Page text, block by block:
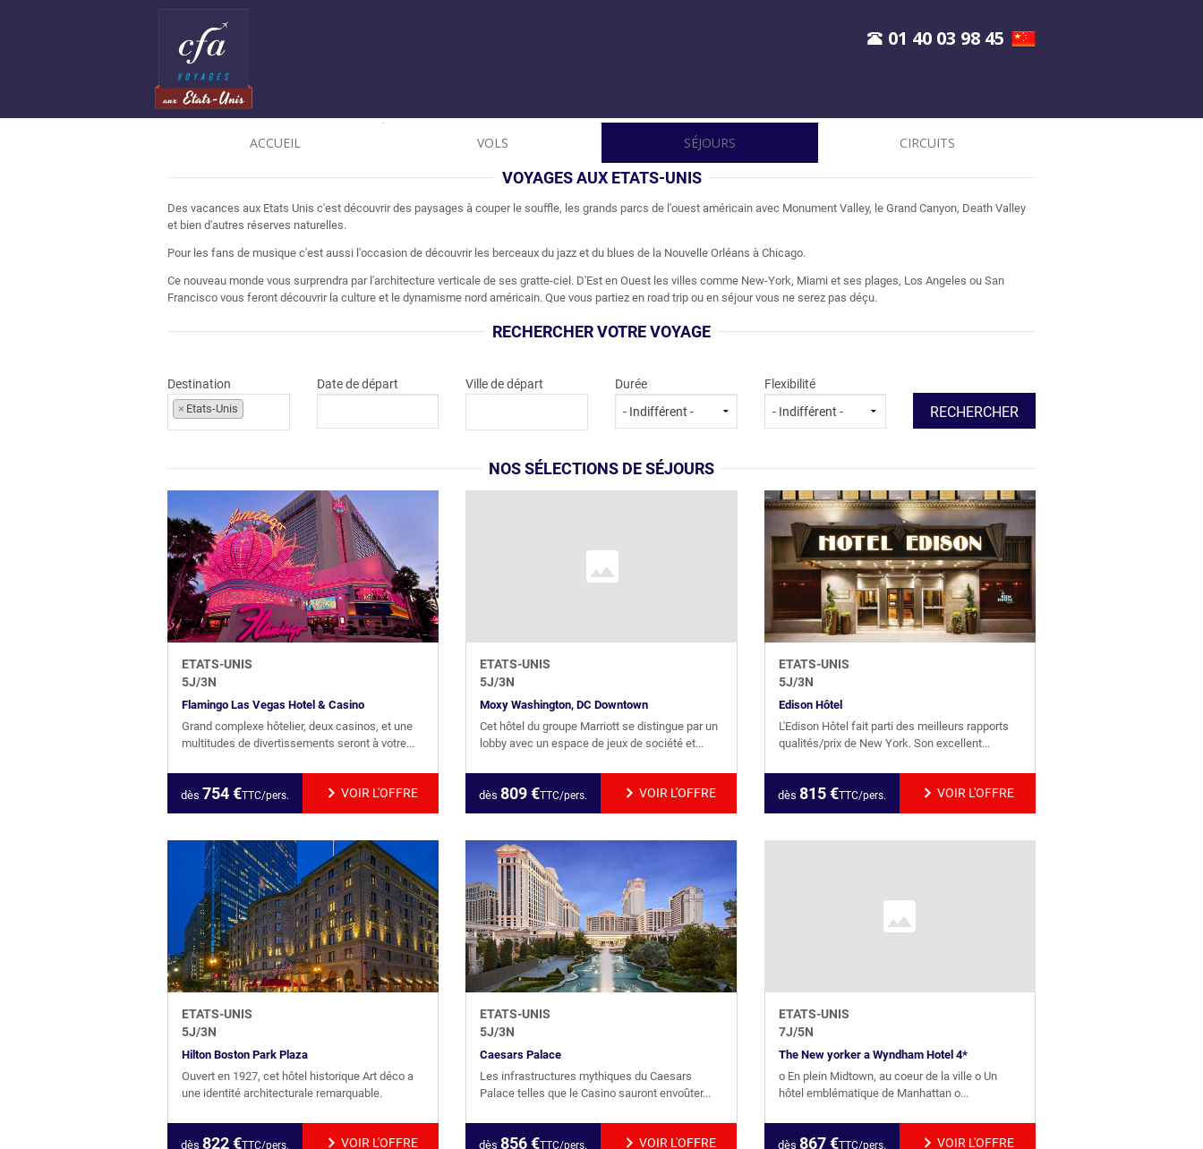
01 40 03 98 45
ACCUEIL VOLS SÉJOURS CIRCUITS
VOYAGES AUX ETATS-UNIS
Des vacances aux Etats Unis c'est découvrir des paysages à couper le souffle, les grands parcs de l'ouest américain avec Monument Valley, le Grand Canyon, Death Valley
et bien d'autres réserves naturelles.
Pour les fans de musique c'est aussi l'occasion de découvrir les berceaux du jazz et du blues de la Nouvelle Orléans à Chicago.
Ce nouveau monde vous surprendra par l'architecture verticale de ses gratte-ciel. D'Est en Ouest les villes comme New-York, Miami et ses plages, Los Angeles ou San
Francisco vous feront découvrir la culture et le dynamisme nord américain. Que vous partiez en road trip ou en séjour vous ne serez pas déçu.
RECHERCHER VOTRE VOYAGE
Destination
× Etats-Unis
Date de départ Ville de départ Durée Flexibilité
NOS SÉLECTIONS DE SÉJOURS
ETATS-UNIS
5J/3N
Flamingo Las Vegas Hotel & Casino
Grand complexe hôtelier, deux casinos, et une
multitudes de divertissements seront à votre...
dès 754€TTC/pers. VOIR L'OFFRE
ETATS-UNIS
5J/3N
Moxy Washington, DC Downtown
Cet hôtel du groupe Marriott se distingue par un
lobby avec un espace de jeux de société et...
dès809€TTC/pers. VOIR L'OFFRE
ETATS-UNIS
5J/3N
Edison Hôtel
L'Edison Hôtel fait parti des meilleurs rapports
qualités/prix de New York. Son excellent...
dès 815€TTC/pers. VOIR L'OFFRE
ETATS-UNIS
5J/3N
Hilton Boston Park Plaza
Ouvert en 1927, cet hôtel historique Art déco a
une identité architecturale remarquable.
dès 822€TTC/pers. VOIR L'OFFRE
ETATS-UNIS
5J/3N
Caesars Palace
Les infrastructures mythiques du Caesars
Palace telles que le Casino sauront envoûter...
dès856€TTC/pers. VOIR L'OFFRE
ETATS-UNIS
7J/5N
The New yorker a Wyndham Hotel 4*
o En plein Midtown, au coeur de la ville o Un
hôtel emblématique de Manhattan o...
dès 867€TTC/pers. VOIR L'OFFRE